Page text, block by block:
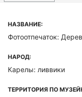
НАЗВАНИЕ:
Фотоотпечаток:
НАРОД:
Карелы: ливвики
ТЕРРИТОРИЯ ПО